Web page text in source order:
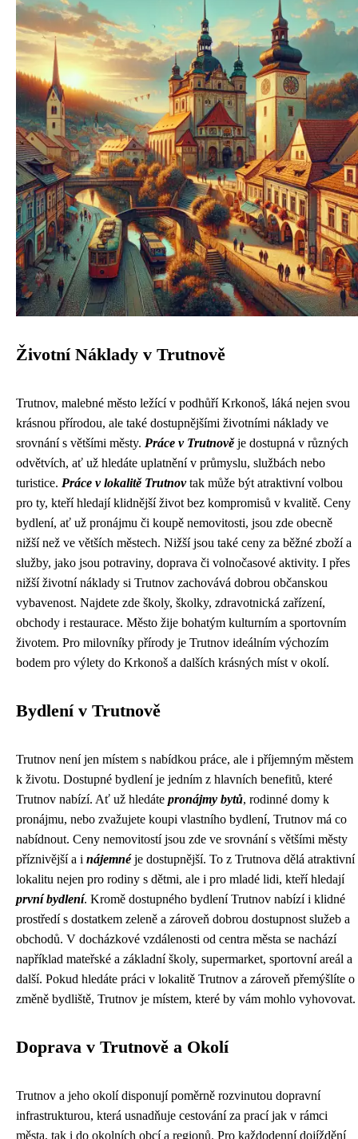
Životní Náklady v Trutnově
Trutnov, malebné město ležící v podhůří Krkonoš, láká nejen svou
krásnou přírodou, ale také dostupnějšími životními náklady ve
srovnání s většími městy. Práce v Trutnověje dostupná v různých
odvětvích, ať už hledáte uplatnění v průmyslu, službách nebo
turistice. Práce v lokalitě Trutnovtak může být atraktivní volbou
pro ty, kteří hledají klidnější život bez kompromisů v kvalitě. Ceny
bydlení, ať už pronájmu či koupě nemovitosti, jsou zde obecně
nižší než ve větších městech. Nižší jsou také ceny za běžné zboží a
služby, jako jsou potraviny, doprava či volnočasové aktivity. I přes
nižší životní náklady si Trutnov zachovává dobrou občanskou
vybavenost. Najdete zde školy, školky, zdravotnická zařízení,
obchody i restaurace. Město žije bohatým kulturním a sportovním
životem. Pro milovníky přírody je Trutnov ideálním výchozím
bodem pro výlety do Krkonoš a dalších krásných míst v okolí.
Bydlení v Trutnově
Trutnov není jen místem s nabídkou práce, ale i příjemným městem
k životu. Dostupné bydlení je jedním z hlavních benefitů, které
Trutnov nabízí. Ať už hledáte pronájmy bytů, rodinné domy k
pronájmu, nebo zvažujete koupi vlastního bydlení, Trutnov má co
nabídnout. Ceny nemovitostí jsou zde ve srovnání s většími městy
příznivější a i nájemnéje dostupnější. To z Trutnova dělá atraktivní
lokalitu nejen pro rodiny s dětmi, ale i pro mladé lidi, kteří hledají
první bydlení. Kromě dostupného bydlení Trutnov nabízí i klidné
prostředí s dostatkem zeleně a zároveň dobrou dostupnost služeb a
obchodů. V docházkové vzdálenosti od centra města se nachází
například mateřské a základní školy, supermarket, sportovní areál a
další. Pokud hledáte práci v lokalitě Trutnov a zároveň přemýšlíte o
změně bydliště, Trutnov je místem, které by vám mohlo vyhovovat.
Doprava v Trutnově a Okolí
Trutnov a jeho okolí disponují poměrně rozvinutou dopravní
infrastrukturou, která usnadňuje cestování za prací jak v rámci
města, tak i do okolních obcí a regionů. Pro každodenní dojíždění